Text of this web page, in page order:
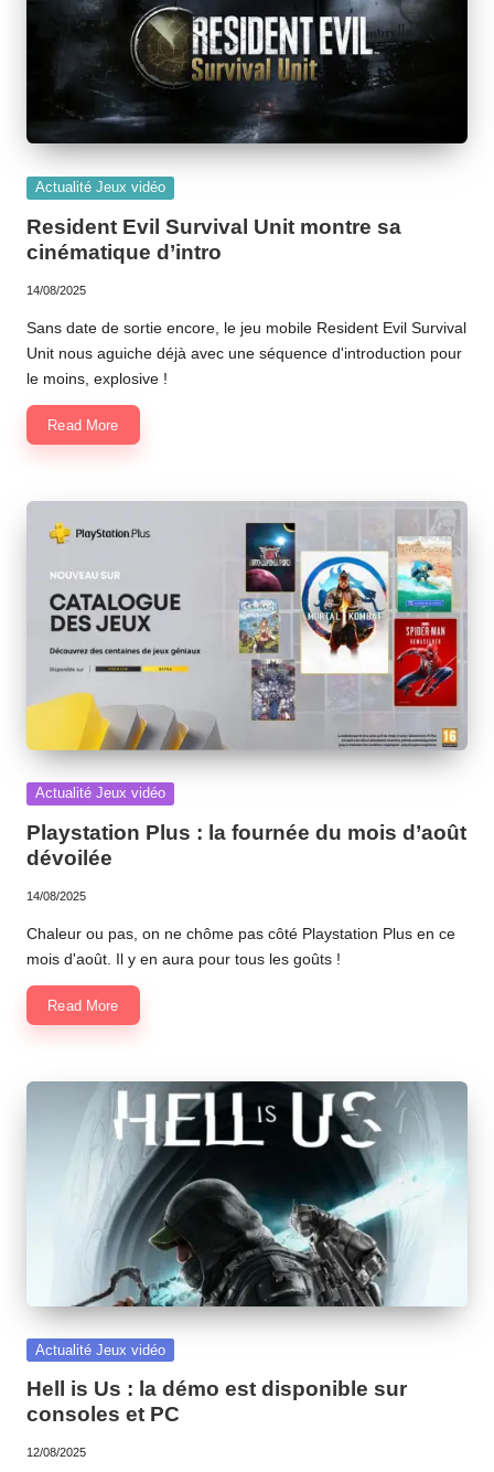
Posted
Actualité Jeux vidéo
Resident Evil Survival Unit montre sa
cinématique d’intro
14/08/2025
Sans date de sortie encore, le jeu mobile Resident Evil Survival
Unit nous aguiche déjà avec une séquence d'introduction pour
le moins, explosive !
Read More
Posted
Actualité Jeux vidéo
Playstation Plus : la fournée du mois d’août
dévoilée
14/08/2025
Chaleur ou pas, on ne chôme pas côté Playstation Plus en ce
mois d'août. Il y en aura pour tous les goûts !
Read More
Posted
Actualité Jeux vidéo
Hell is Us : la démo est disponible sur
consoles et PC
12/08/2025